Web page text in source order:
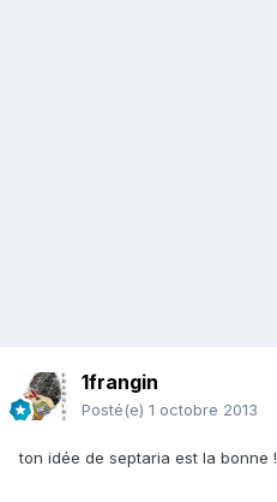
1frangin
Posté(e) 1 octobre 2013
ton idée de septaria est la bonne !